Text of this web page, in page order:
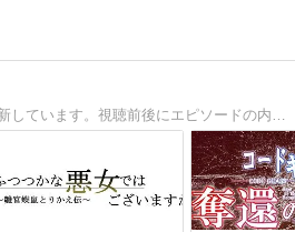
アニメの感想を毎日更新しています。視聴前後にエピソードの内容を確認したい人、あらすじを知りたい人、見逃した人向けの内容になっています。